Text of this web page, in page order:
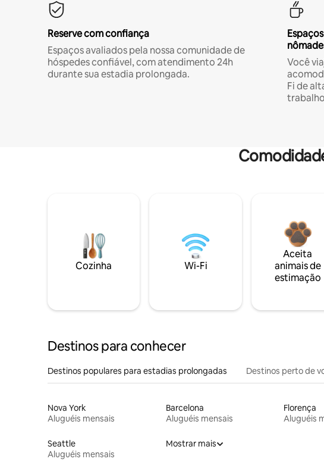
Reserve com confiança
Espaços avaliados pela nossa comunidade de
hóspedes confiável, com atendimento 24h
durante sua estadia prolongada.
Você
Fi de
Cozinha Wi-Fi
Aceita
animais de
estimação
Destinos para conhecer
Destinos populares para estadias prolongadas Destinos perto de
Nova York
Aluguéis mensais
Barcelona
Aluguéis mensais
Florença
Aluguéis
Seattle
Aluguéis mensais
Mostrar mais